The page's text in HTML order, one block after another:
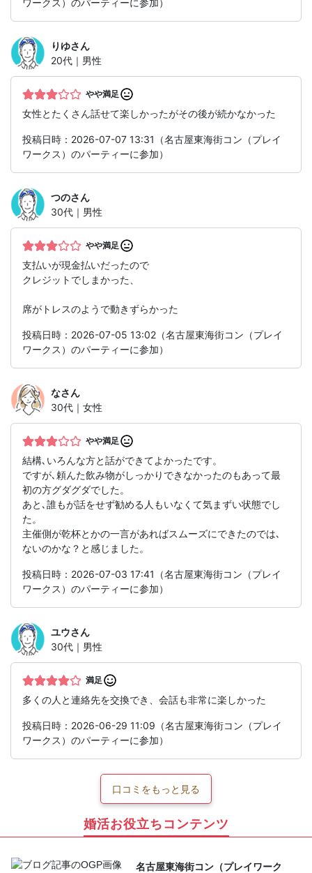
ワークス）のパーティーに参加）
りゆさん
20代｜男性
やや満足
女性とたくさん話せて楽しかったがその後が続かなかった
投稿日時：2026-07-07 13:31（名古屋東海街コン（プレイ
ワークス）のパーティーに参加）
つのさん
30代｜男性
やや満足
支払いが現金払いだったので
クレジットでしまかった、
席がトレスのようで動きずらかった
投稿日時：2026-07-05 13:02（名古屋東海街コン（プレイ
ワークス）のパーティーに参加）
なさん
30代｜女性
やや満足
結構､いろんな方と話ができてよかったです。
ですが､頼んた飲み物がしっかりできなかったのもあって最
初の方グダグダでした。
あと､誰もが話をせず勧める人もいなくて気まずい状態でし
た。
主催側が乾杯とかの一言があればスムーズにできたのでは､
ないのかな？と感じました。
投稿日時：2026-07-03 17:41（名古屋東海街コン（プレイ
ワークス）のパーティーに参加）
ユウさん
30代｜男性
満足
多くの人と連絡先を交換でき、会話も非常に楽しかった
投稿日時：2026-06-29 11:09（名古屋東海街コン（プレイ
ワークス）のパーティーに参加）
口コミをもっと見る
婚活お役立ちコンテンツ
名古屋東海街コン（プレイワーク